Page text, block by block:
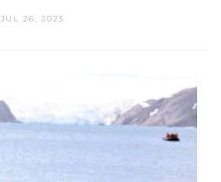
JUL 26, 2023